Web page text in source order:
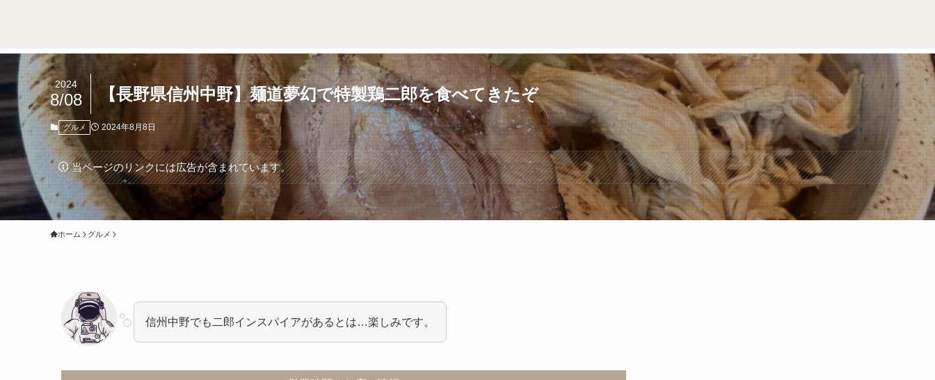
【長野県信州中野】麺道夢幻で特製鶏二郎を食べてきたぞ
2024
8/08
グルメ 2024年8月8日
当ページのリンクには広告が含まれています。
ホーム グルメ
信州中野でも二郎インスパイアがあるとは…楽しみです。